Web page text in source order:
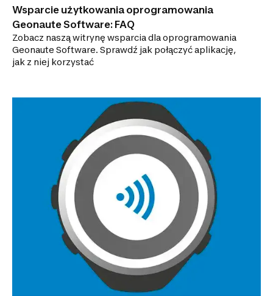
Wsparcie użytkowania oprogramowania
Geonaute Software: FAQ
Zobacz naszą witrynę wsparcia dla oprogramowania
Geonaute Software. Sprawdź jak połączyć aplikację,
jak z niej korzystać